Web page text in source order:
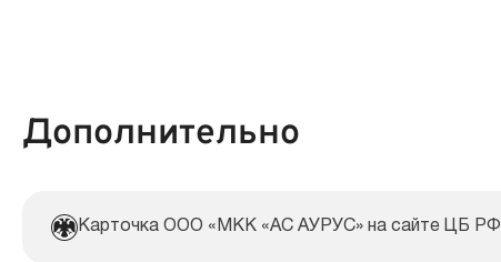
Дополнительно
Карточка ООО «МКК «АС АУРУС» на сайте ЦБ РФ